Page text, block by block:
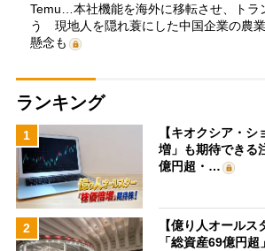
Temu…本社機能を海外に移転させ、トラ
う 現地人を隠れ蓑にした中国企業の農
懸念も
ランキング
1
【キオクシア・
増」も期待できる
億円超・…
2
【億り人オールス
「総資産69億円